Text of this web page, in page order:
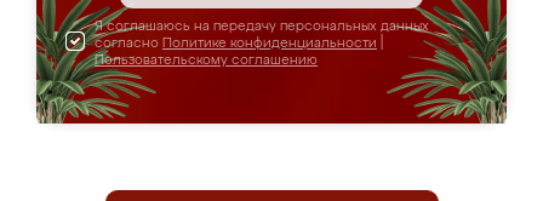
Я соглашаюсь на передачу персональных данных
согласно Политике конфиденциальности
Пользовательскому соглашению